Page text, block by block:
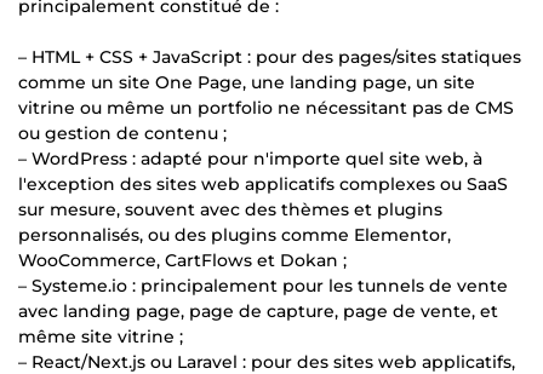
principalement constitué de :
– HTML + CSS + JavaScript : pour des pages/sites statiques
comme un site One Page, une landing page, un site
vitrine ou même un portfolio ne nécessitant pas de CMS
ou gestion de contenu ;
– WordPress : adapté pour n'importe quel site web, à
l'exception des sites web applicatifs complexes ou SaaS
sur mesure, souvent avec des thèmes et plugins
personnalisés, ou des plugins comme Elementor,
WooCommerce, CartFlows et Dokan ;
– Systeme.io : principalement pour les tunnels de vente
avec landing page, page de capture, page de vente, et
même site vitrine ;
– React/Next.js ou Laravel : pour des sites web applicatifs,